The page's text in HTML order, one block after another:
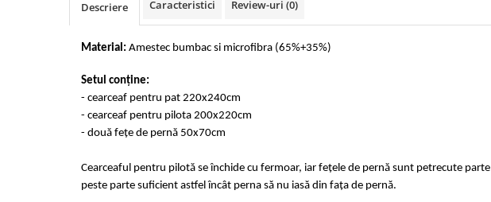
Cearceaf cu elastic 4 piese
Lenjerii Catifea
Cearceaf cu elastic
Cearceaf normal
Lenjerii Pufoase Fluffy/ Rabbit
Bumbac 100% Poplin Hobby
Bumbac 100%
Huse De Pat Tricotate 160x200cm
Huse Impermeabile
Huse Impermeabile 160x200cm
Huse Impermeabile 180x200cm
Descriere Caracteristici Review-uri (0)
Material: Amestec bumbac si microfibra (65%+35%)
Setul conține:
- cearceaf pentru pat 220x240cm
- cearceaf pentru pilota 200x220cm
- două fețe de pernă 50x70cm
Cearceaful pentru pilotă se închide cu fermoar, iar fețele de pernă sunt petrecute parte
peste parte suficient astfel încât perna să nu iasă din fața de pernă.